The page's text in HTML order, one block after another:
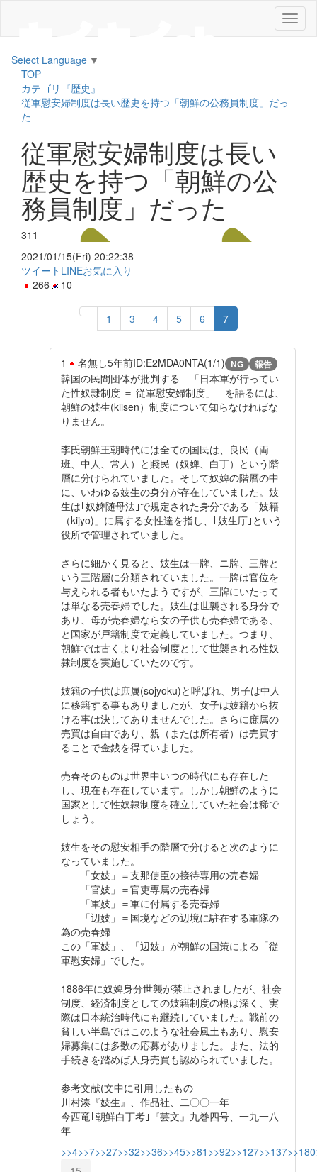
メ
ニ
Select Language ▼
TOP
カテゴリ『歴史』
従軍慰安婦制度は長い歴史を持つ「朝鮮の公務員制度」だっ
た
従軍慰安婦制度は長い
歴史を持つ「朝鮮の公
務員制度」だった
311
2021/01/15(Fri) 20:22:38
ツイート LINEお気に入り
266
10
1 3 4 5 6 7
1 名無し5年前ID:E2MDA0NTA(1/1) NG 報告
韓国の民間団体が批判する 「日本軍が行ってい
た性奴隷制度 ＝ 従軍慰安婦制度」 を語るには、
朝鮮の妓生(kiisen）制度について知らなければな
りません。
李氏朝鮮王朝時代には全ての国民は、良民（両
班、中人、常人）と賤民（奴婢、白丁）という階
層に分けられていました。そして奴婢の階層の中
に、いわゆる妓生の身分が存在していました。妓
生は｢奴婢随母法｣で規定された身分である「妓籍
（kijyo)」に属する女性達を指し、｢妓生庁｣という
役所で管理されていました。
さらに細かく見ると、妓生は一牌、ニ牌、三牌と
いう三階層に分類されていました。一牌は官位を
与えられる者もいたようですが、三牌にいたって
は単なる売春婦でした。妓生は世襲される身分で
あり、母が売春婦なら女の子供も売春婦である、
と国家が戸籍制度で定義していました。つまり、
朝鮮では古くより社会制度として世襲される性奴
隷制度を実施していたのです。
妓籍の子供は庶属(sojyoku)と呼ばれ、男子は中人
に移籍する事もありましたが、女子は妓籍から抜
ける事は決してありませんでした。さらに庶属の
売買は自由であり、親（または所有者）は売買す
ることで金銭を得ていました。
売春そのものは世界中いつの時代にも存在した
し、現在も存在しています。しかし朝鮮のように
国家として性奴隷制度を確立していた社会は稀で
しょう。
妓生をその慰安相手の階層で分けると次のように
なっていました。
「女妓」＝支那使臣の接待専用の売春婦
「官妓」＝官吏専属の売春婦
「軍妓」＝軍に付属する売春婦
「辺妓」＝国境などの辺境に駐在する軍隊の
為の売春婦
この「軍妓」、「辺妓」が朝鮮の国策による「従
軍慰安婦」でした。
1886年に奴婢身分世襲が禁止されましたが、社会
制度、経済制度としての妓籍制度の根は深く、実
際は日本統治時代にも継続していました。戦前の
貧しい半島ではこのような社会風土もあり、慰安
婦募集には多数の応募がありました。また、法的
手続きを踏めば人身売買も認められていました。
参考文献(文中に引用したもの
川村湊『妓生』、作品社、二〇〇一年
今西竜｢朝鮮白丁考｣『芸文』九巻四号、一九一八
年
>>4>>7>>27>>32>>36>>45>>81 >>92>>127>>137>>180